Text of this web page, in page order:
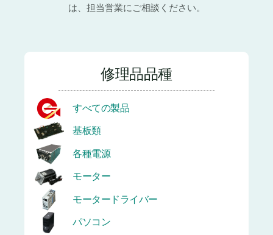
は、担当営業にご相談ください。
修理品品種
すべての製品
基板類
各種電源
モーター
モータードライバー
パソコン